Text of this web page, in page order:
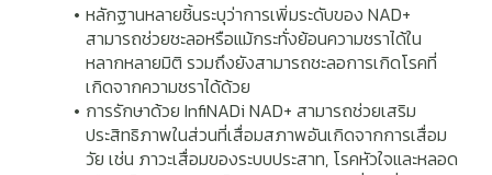
หลักฐานหลายชิ้นระบุว่าการเพิ่มระดับของ NAD+
สามารถช่วยชะลอหรือแม้กระทั่งย้อนความชราได้ใน
หลากหลายมิติ รวมถึงยังสามารถชะลอการเกิดโรคที่
เกิดจากความชราได้ด้วย
การรักษาด้วย InfiNADi NAD+ สามารถช่วยเสริม
ประสิทธิภาพในส่วนที่เสื่อมสภาพอันเกิดจากการเสื่อม
วัย เช่น ภาวะเสื่อมของระบบประสาท, โรคหัวใจและหลอด